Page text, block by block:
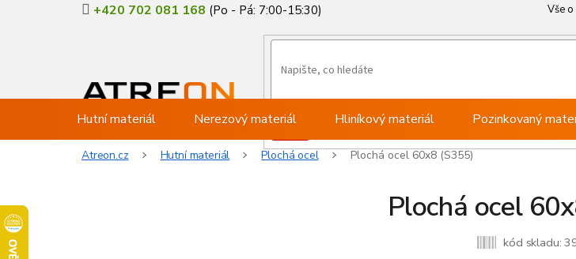
+420 702 081 168 Vše o
Hutní materiál Nerezový materiál Hliníkový materiál Pozinkovaný
Atreon.cz Hutní materiál Plochá ocel Plochá ocel 60x8 (S355)
Plochá ocel
kód skladu: